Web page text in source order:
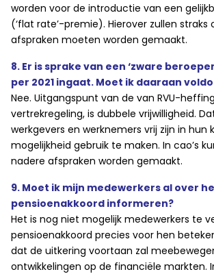
worden voor de introductie van een
(‘flat rate’-premie). Hierover zullen straks
afspraken moeten worden gemaakt.
8. Er is sprake van een ‘zware
per 2021 ingaat. Moet ik daaraan
Nee. Uitgangspunt van de van RVU-
vertrekregeling, is dubbele vrijwilligheid.
werkgevers en werknemers vrij zijn in hun
mogelijkheid gebruik te maken. In cao’s
nadere afspraken worden gemaakt.
9. Moet ik mijn medewerkers al over
pensioenakkoord informeren?
Het is nog niet mogelijk medewerkers te
pensioenakkoord precies voor hen
dat de uitkering voortaan zal
ontwikkelingen op de financiële markten.